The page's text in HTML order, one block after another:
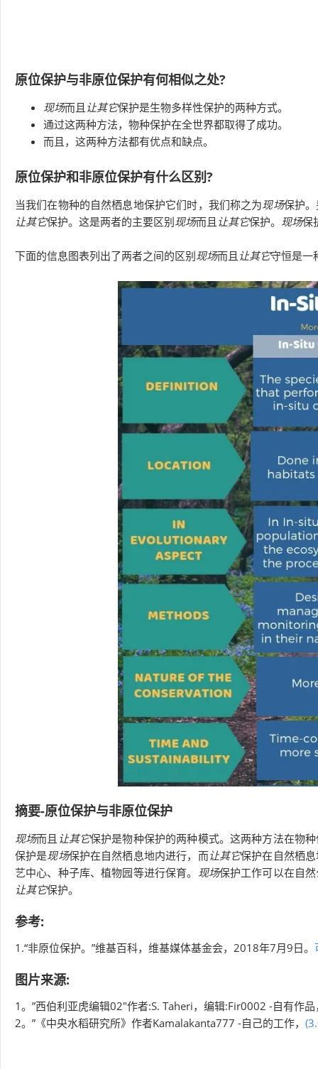
原位保护与非原位保护有何相似之处?
现场而且 让其它保护是生物多样性保护的两种方式。
通过这两种方法，物种保护在全世界都取得了成功。
而且，这两种方法都有优点和缺点。
原位保护和非原位保护有什么区别?
当我们在物种的自然栖息地保护它们时，我们称之为现场保护
让其它保护。这是两者的主要区别现场而且 让其它保护。 现场保
下面的信息图表列出了两者之间的区别现场而且 让其它守恒是一
摘要-原位保护与非原位保护
现场而且 让其它保护是物种保护的两种模式。这两种方法在物
保护是现场保护在自然栖息地内进行，而让其它保护在自然栖
艺中心、种子库、植物园等进行保育。 现场保护工作可以在自
让其它保护。
参考:
1.“非原位保护。”维基百科，维基媒体基金会，2018年7月9日。
图片来源:
1。”西伯利亚虎编辑02″作者:S. Taheri，编辑:Fir0002 -自有作品
2。”《中央水稻研究所》作者Kamalakanta777 -自己的工作，